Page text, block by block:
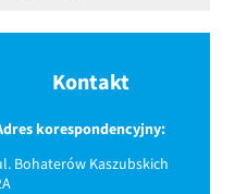
Kontakt
korespondencyjny:
Bohaterów Kaszubskich